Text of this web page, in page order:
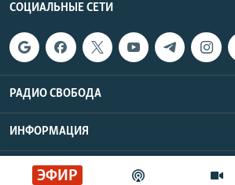
ЭФИР
СОЦИАЛЬНЫЕ СЕТИ
РАДИО СВОБОДА
ИНФОРМАЦИЯ
Радио Свобода © 2026 RFE/RL, Inc. |